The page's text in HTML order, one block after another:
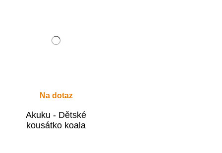
Na dotaz
Akuku - Dětské
kousátko koala